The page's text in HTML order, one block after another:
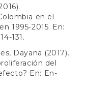
en el
1995-2015. En:
131.
Dayana (2017).
del
En: En-